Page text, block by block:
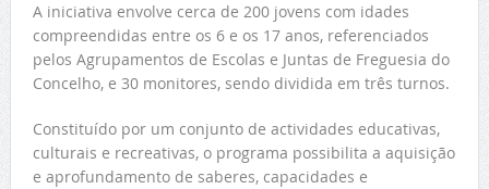
A iniciativa envolve cerca de 200 jovens com idades
compreendidas entre os 6 e os 17 anos, referenciados
pelos Agrupamentos de Escolas e Juntas de Freguesia do
Concelho, e 30 monitores, sendo dividida em três turnos.
Constituído por um conjunto de actividades educativas,
culturais e recreativas, o programa possibilita a aquisição
e aprofundamento de saberes, capacidades e